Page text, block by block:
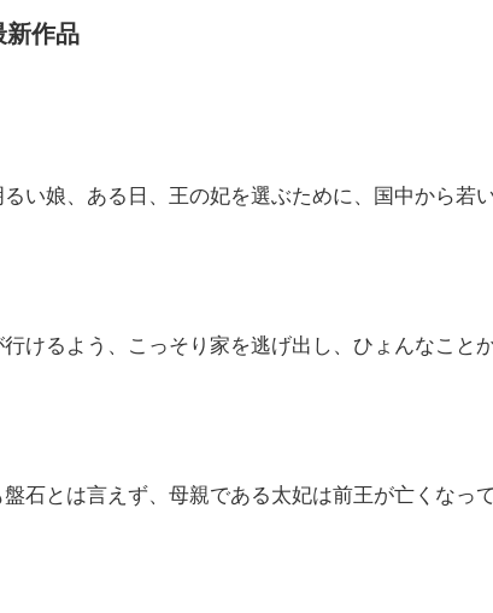
新作品
い娘、ある日、王の妃を選ぶために、国中から若
けるよう、こっそり家を逃げ出し、ひょんなこと
石とは言えず、母親である太妃は前王が亡くなっ